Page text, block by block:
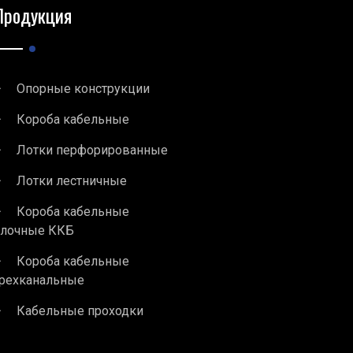
Опорные конструкции
Короба кабельные
Лотки перфорированные
Лотки лестничные
Короба кабельные
ККБ
Короба кабельные
Кабельные проходки